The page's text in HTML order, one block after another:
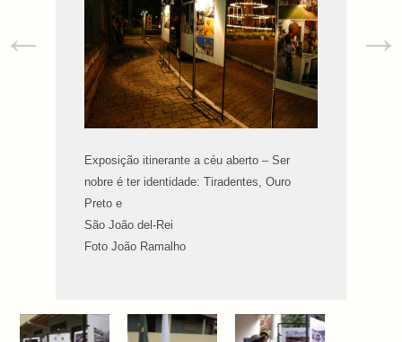
Exposição itinerante a céu aberto – Ser
nobre é ter identidade: Tiradentes, Ouro
Preto e
São João del-Rei
Foto João Ramalho
← →